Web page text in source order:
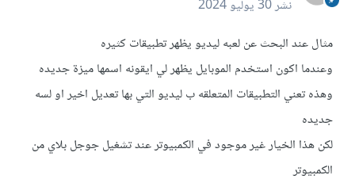
نشر30 يوليو 2024
مثال عند البحث عن لعبه ليديو يظهر تطبيقات كثيره
وعندما اكون استخدم الموبايل يظهر لي ايقونه اسمها ميزة جديده
وهذه تعني التطبيقات المتعلقه ب ليديو التي بها تعديل اخير او لسه
جديده
لكن هذا الخيار غير موجود في الكمبيوتر عند تشغيل جوجل بلاي من
الكمبيوتر